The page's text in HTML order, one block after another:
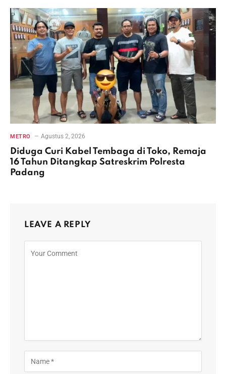
METRO Agustus 2, 2026
Diduga Curi Kabel Tembaga di Toko, Remaja
16 Tahun Ditangkap Satreskrim Polresta
Padang
LEAVE A REPLY